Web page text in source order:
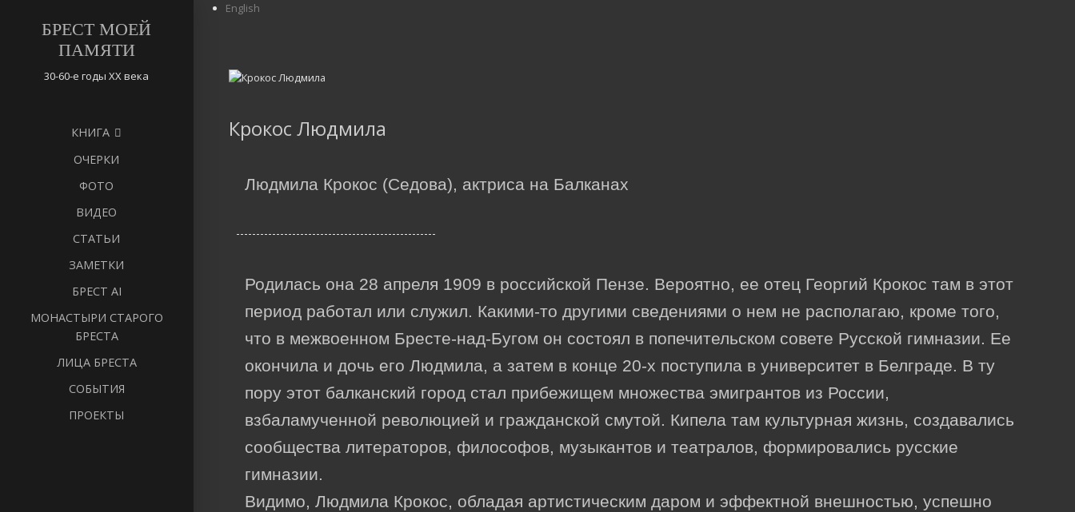
БРЕСТ МОЕЙ
ПАМЯТИ
30-60-е годы ХХ века
КНИГА
ОЧЕРКИ
ФОТО
ВИДЕО
СТАТЬИ
ЗАМЕТКИ
БРЕСТ AI
МОНАСТЫРИ СТАРОГО
БРЕСТА
ЛИЦА БРЕСТА
СОБЫТИЯ
ПРОЕКТЫ
English
Крокос Людмила
Людмила Крокос (Седова), актриса на Балканах
Родилась она 28 апреля 1909 в российской Пензе. Вероятно, ее отец Георгий Крокос там в этот
период работал или служил. Какими-то другими сведениями о нем не располагаю, кроме того,
что в межвоенном Бресте-над-Бугом он состоял в попечительском совете Русской гимназии. Ее
окончила и дочь его Людмила, а затем в конце 20-х поступила в университет в Белграде. В ту
пору этот балканский город стал прибежищем множества эмигрантов из России,
взбаламученной революцией и гражданской смутой. Кипела там культурная жизнь, создавались
сообщества литераторов, философов, музыкантов и театралов, формировались русские
гимназии.
Видимо, Людмила Крокос, обладая артистическим даром и эффектной внешностью, успешно